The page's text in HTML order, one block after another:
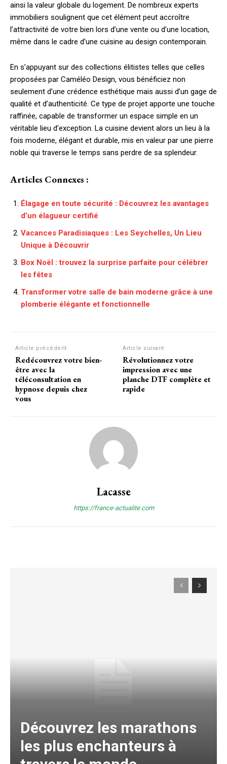
ainsi la valeur globale du logement. De nombreux experts
immobiliers soulignent que cet élément peut accroître
l’attractivité de votre bien lors d’une vente ou d’une location,
même dans le cadre d’une cuisine au design contemporain.
En s’appuyant sur des collections élitistes telles que celles
proposées par Caméléo Design, vous bénéficiez non
seulement d’une crédence esthétique mais aussi d’un gage de
qualité et d’authenticité. Ce type de projet apporte une touche
raffinée, capable de transformer un espace simple en un
véritable lieu d’exception. La cuisine devient alors un lieu à la
fois moderne, élégant et durable, mis en valeur par une pierre
noble qui traverse le temps sans perdre de sa splendeur.
Articles Connexes :
Élagage en toute sécurité : Découvrez les avantages
d’un élagueur certifié
Vacances Paradisiaques : Les Seychelles, Un Lieu
Unique à Découvrir
Box Noël : trouvez la surprise parfaite pour célébrer
les fêtes
Transformer votre salle de bain moderne grâce à une
plomberie élégante et fonctionnelle
Article précédent
Redécouvrez votre bien-
être avec la
téléconsultation en
hypnose depuis chez
vous
Article suivant
Révolutionnez votre
impression avec une
planche DTF complète et
rapide
Lacasse
https://france-actualite.com
Découvrez les marathons
les plus enchanteurs à